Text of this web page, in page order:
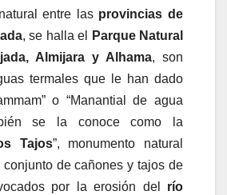
entre las provincias de
, se halla el
Parque Natural
Almijara y Alhama, son
termales que le han dado
o “Manantial de agua
se la conoce como la
Tajos”, monumento natural
conjunto de cañones y tajos de
por la erosión del río